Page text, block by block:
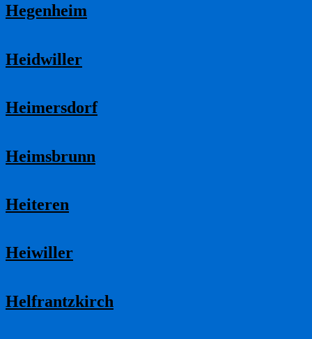
Hegenheim
Heidwiller
Heimersdorf
Heimsbrunn
Heiteren
Heiwiller
Helfrantzkirch